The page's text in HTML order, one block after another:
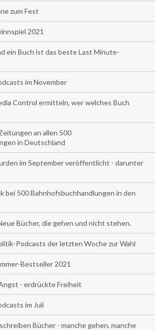
zum Fest
2021
ein Buch ist das beste Last Minute-
im November
Control ermitteln, wer welches Buch
an allen 500
in Deutschland
im September veröffentlicht - darunter
bei 500 Bahnhofsbuchhandlungen in den
Bücher, die gehen und nicht stehen.
Podcasts der letzten Woche zur Wahl
Bestseller 2021
- erdrückte Freiheit
im Juli
Bücher - manche gehen, manche